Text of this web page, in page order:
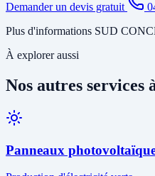
Demander un devis gratuit
Plus d'informations SUD
À explorer aussi
Nos autres services
Panneaux